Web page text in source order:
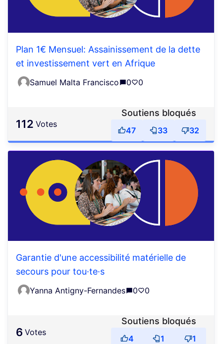
Plan 1€ Mensuel: Assainissement de la dette
et investissement vert en Afrique
Samuel Malta Francisco 0 0
112 votes
Soutiens bloqués
47 33 32
Garantie d'une accessibilité matérielle de
secours pour tou·te·s
Yanna Antigny-Fernandes 0 0
6 votes
Soutiens bloqués
4 1 1